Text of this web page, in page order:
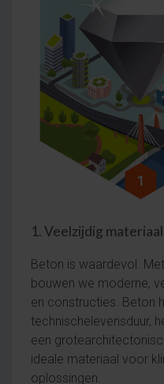
1. Veelzijdig materiaal
Beton is waardevol.
bouwen we moderne,
en constructies. Beton
technischelevensduur,
een
ideale materiaal voor
oplossingen.